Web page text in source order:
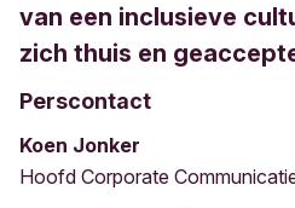
van een inclusieve
zich thuis en
Perscontact
Koen Jonker
Hoofd Corporate